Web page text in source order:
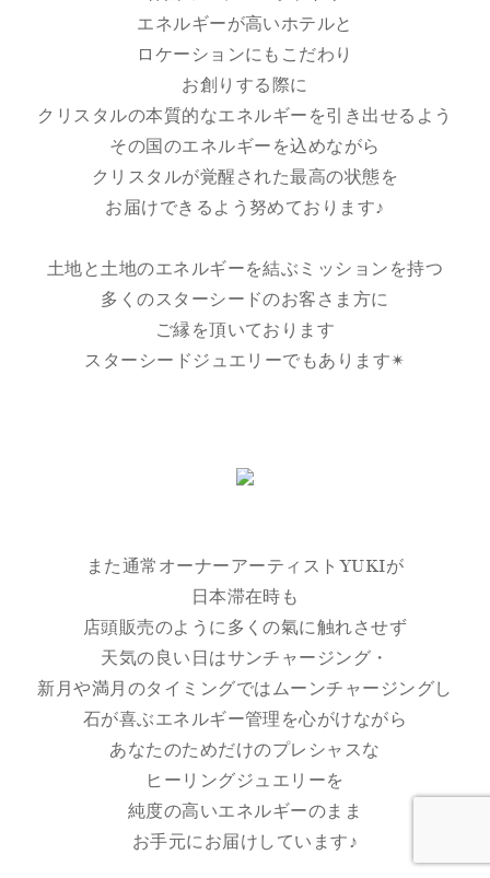
エネルギーが高いホテルと
ロケーションにもこだわり
お創りする際に
クリスタルの本質的なエネルギーを引き出せるよう
その国のエネルギーを込めながら
クリスタルが覚醒された最高の状態を
お届けできるよう努めております♪
土地と土地のエネルギーを結ぶミッションを持つ
多くのスターシードのお客さま方に
ご縁を頂いております
スターシードジュエリーでもあります✴︎
また通常オーナーアーティストYUKIが
日本滞在時も
店頭販売のように多くの氣に触れさせず
天気の良い日はサンチャージング・
新月や満月のタイミングではムーンチャージングし
石が喜ぶエネルギー管理を心がけながら
あなたのためだけのプレシャスな
ヒーリングジュエリーを
純度の高いエネルギーのまま
お手元にお届けしています♪